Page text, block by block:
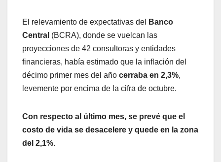
El relevamiento de expectativas del
Banco
Central (BCRA), donde se vuelcan las
proyecciones de 42 consultoras y entidades
financieras, había estimado que la inflación del
décimo primer mes del año cerraba en 2,3%,
levemente por encima de la cifra de octubre.
Con respecto al último mes, se prevé que el
costo de vida se desacelere y quede en la zona
del 2,1%.